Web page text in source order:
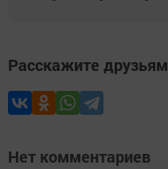
Расскажите друзьям
Нет комментариев